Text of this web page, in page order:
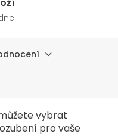
vybrat
pro vaše